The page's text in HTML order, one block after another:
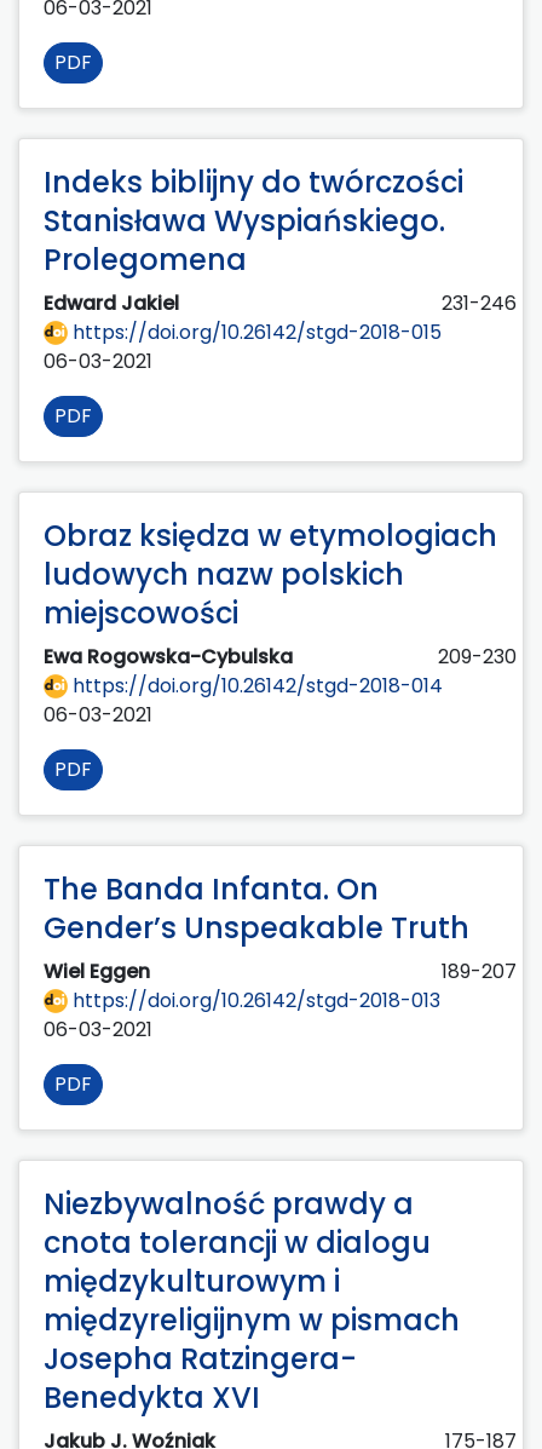
06-03-2021
PDF
Indeks biblijny do twórczości
Stanisława Wyspiańskiego.
Prolegomena
Edward Jakiel
231-246
https://doi.org/10.26142/stgd-2018-015
06-03-2021
PDF
Obraz księdza w etymologiach
ludowych nazw polskich
miejscowości
Ewa Rogowska-Cybulska
209-230
https://doi.org/10.26142/stgd-2018-014
06-03-2021
PDF
The Banda Infanta. On
Gender’s Unspeakable Truth
Wiel Eggen
189-207
https://doi.org/10.26142/stgd-2018-013
06-03-2021
PDF
Niezbywalność prawdy a
cnota tolerancji w dialogu
międzykulturowym i
międzyreligijnym w pismach
Josepha Ratzingera-
Benedykta XVI
Jakub J. Woźniak 175-187